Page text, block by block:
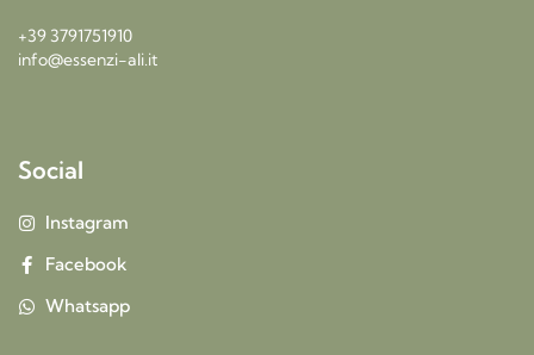
+39 3791751910
info@essenzi-ali.it
Social
Instagram
Facebook
Whatsapp